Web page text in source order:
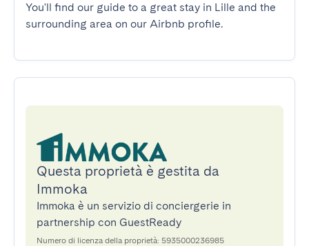
You'll find our guide to a great stay in Lille and the
surrounding area on our Airbnb profile.
Questa proprietà è gestita da
Immoka
Immoka è un servizio di conciergerie in
partnership con GuestReady
Numero di licenza della proprietà: 5935000236985